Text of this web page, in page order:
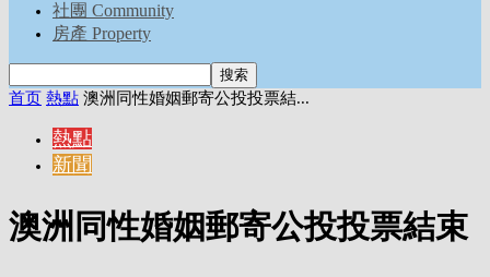
社團 Community
房產 Property
首页 熱點 澳洲同性婚姻郵寄公投投票結...
熱點
新聞
澳洲同性婚姻郵寄公投投票結束